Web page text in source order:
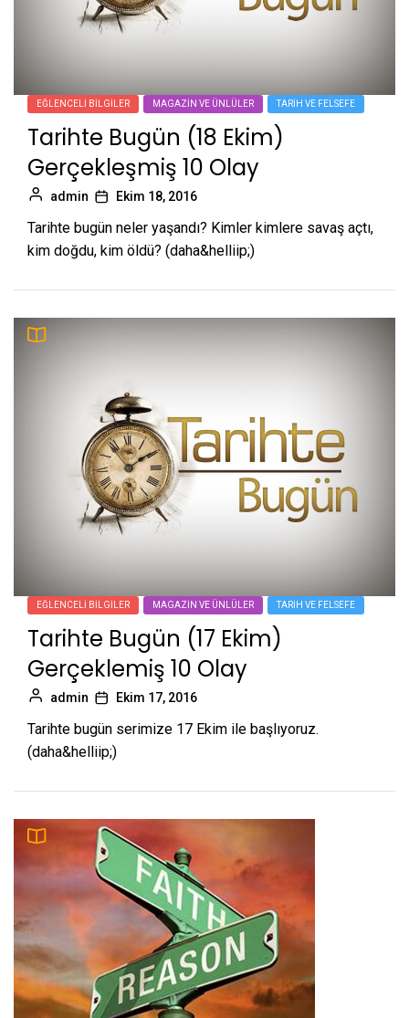
EĞLENCELI BILGILER MAGAZIN VE ÜNLÜLER TARIH VE FELSEFE
Tarihte Bugün (18 Ekim)
Gerçekleşmiş 10 Olay
admin Ekim 18, 2016
Tarihte bugün neler yaşandı? Kimler kimlere savaş açtı,
kim doğdu, kim öldü? (daha&helliip;)
EĞLENCELI BILGILER MAGAZIN VE ÜNLÜLER TARIH VE FELSEFE
Tarihte Bugün (17 Ekim)
Gerçeklemiş 10 Olay
admin Ekim 17, 2016
Tarihte bugün serimize 17 Ekim ile başlıyoruz.
(daha&helliip;)